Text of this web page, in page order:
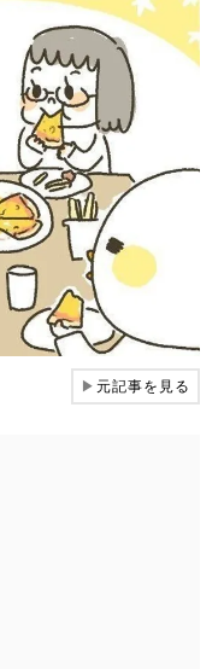
▶元記事を見る